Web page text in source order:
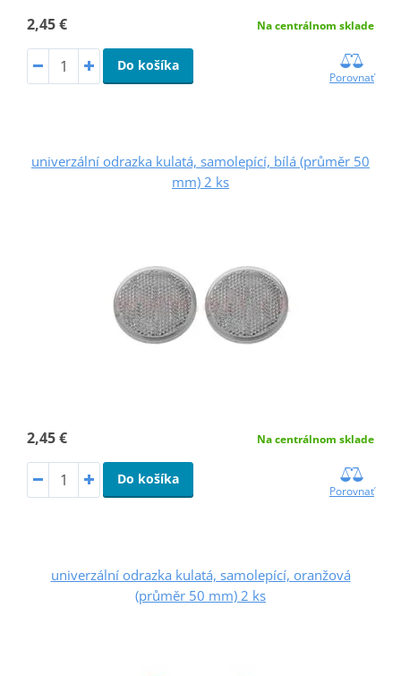
2,45 € Na centrálnom sklade
Do košíka
Porovnať
univerzální odrazka kulatá, samolepící, bílá (průměr 50
mm) 2 ks
2,45 € Na centrálnom sklade
Do košíka
Porovnať
univerzální odrazka kulatá, samolepící, oranžová
(průměr 50 mm) 2 ks